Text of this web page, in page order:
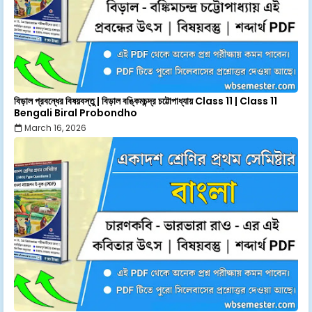
বিড়াল প্রবন্ধের বিষয়বস্তু | বিড়াল বঙ্কিমচন্দ্র চট্টোপাধ্যায় Class 11 | Class 11
Bengali Biral Probondho
March 16, 2026